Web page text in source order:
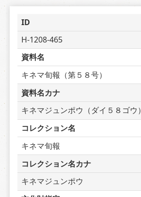
ID
H-1208-465
資料名
キネマ旬報（第５８号）
資料名カナ
キネマジュンポウ（ダイ５８ゴウ）
コレクション名
キネマ旬報
コレクション名カナ
キネマジュンポウ